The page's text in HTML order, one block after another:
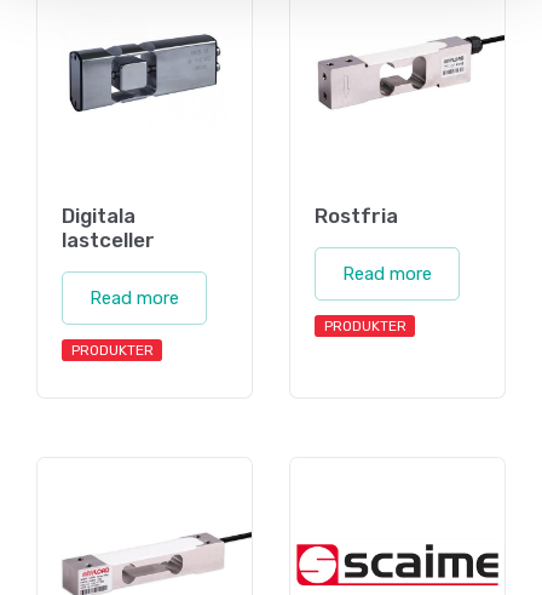
Digitala
lastceller
Read more
PRODUKTER
Rostfria
Read more
PRODUKTER